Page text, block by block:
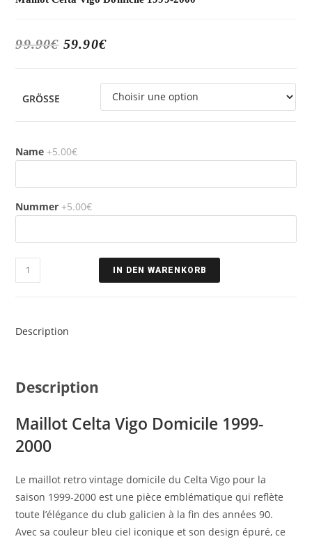
99.90€ 59.90€
GRÖSSE
Name +5.00€
Nummer +5.00€
IN DEN WARENKORB
Description
Description
Maillot Celta Vigo Domicile 1999-
2000
Le maillot retro vintage domicile du Celta Vigo pour la
saison 1999-2000 est une pièce emblématique qui reflète
toute l’élégance du club galicien à la fin des années 90.
Avec sa couleur bleu ciel iconique et son design épuré, ce